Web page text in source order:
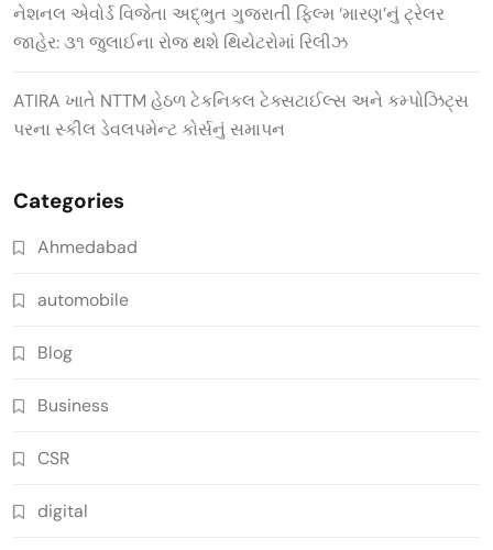
નેશનલ એવોર્ડ વિજેતા અદ્ભુત ગુજરાતી ફિલ્મ ‘મારણ’નું ટ્રેલર
જાહેર: ૩૧ જુલાઈના રોજ થશે થિયેટરોમાં રિલીઝ
ATIRA ખાતે NTTM હેઠળ ટેકનિકલ ટેક્સટાઈલ્સ અને કમ્પોઝિટ્સ
પરના સ્કીલ ડેવલપમેન્ટ કોર્સનું સમાપન
Categories
Ahmedabad
automobile
Blog
Business
CSR
digital